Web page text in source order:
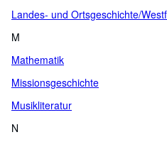
Landes- und Ortsgeschichte/
M
Mathematik
Missionsgeschichte
Musikliteratur
N